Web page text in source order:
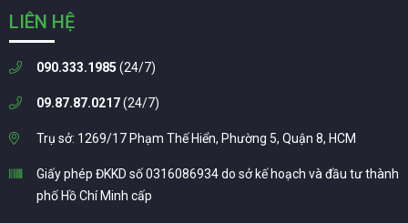
LIÊN HỆ
090.333.1985 (24/7)
09.87.87.0217(24/7)
Trụ sở: 1269/17 Phạm Thế Hiển, Phường 5, Quận 8, HCM
Giấy phép ĐKKD số 0316086934 do sở kế hoạch và đầu tư thành
phố Hồ Chí Minh cấp